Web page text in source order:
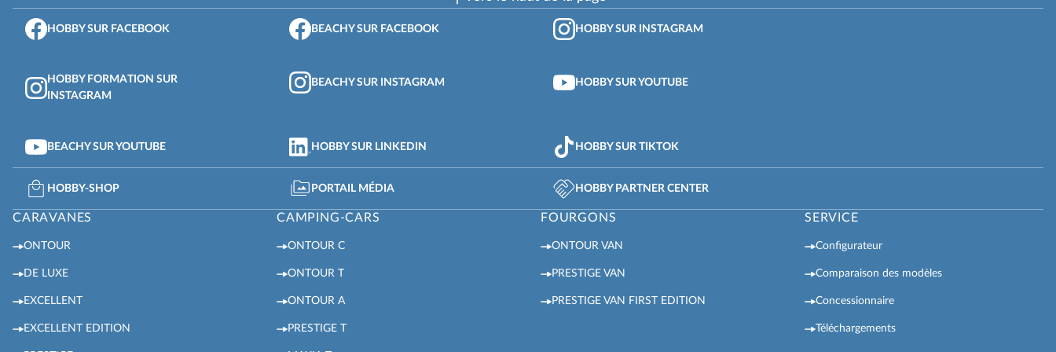
HOBBY SUR FACEBOOK BEACHY SUR FACEBOOK HOBBY SUR INSTAGRAM
HOBBY FORMATION SUR
INSTAGRAM
BEACHY SUR INSTAGRAM HOBBY SUR YOUTUBE
BEACHY SUR YOUTUBE HOBBY SUR LINKEDIN HOBBY SUR TIKTOK
HOBBY-SHOP PORTAIL MÉDIA HOBBY PARTNER CENTER
CARAVANES
ONTOUR
DE LUXE
EXCELLENT
EXCELLENT EDITION
CAMPING-CARS
ONTOUR C
ONTOUR T
ONTOUR A
PRESTIGE T
FOURGONS
ONTOUR VAN
PRESTIGE VAN
PRESTIGE VAN FIRST EDITION
SERVICE
Configurateur
Comparaison des modèles
Concessionnaire
Téléchargements